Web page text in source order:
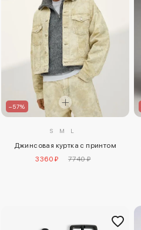
–57%
S M L
Джинсовая куртка с принтом
3360 ₽
7740 ₽